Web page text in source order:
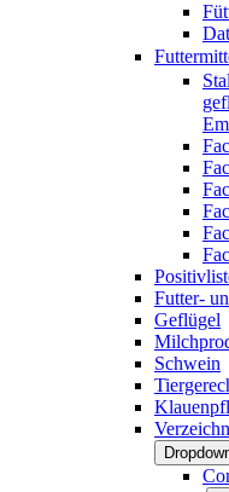
Futter-
Geflügel
Schwein